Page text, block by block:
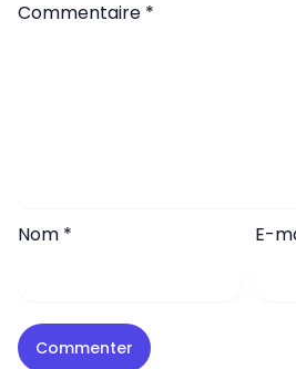
Commentaire *
Nom * E-